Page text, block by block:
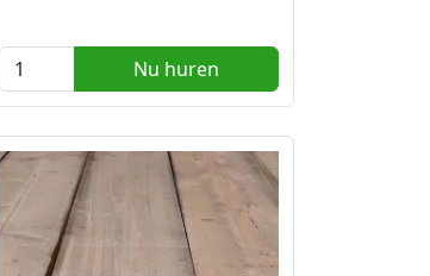
Nu huren